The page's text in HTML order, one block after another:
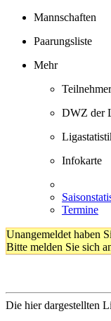
Mannschaften
Paarungsliste
Mehr
DWZ der
Infokarte
Termine
Unangemeldet haben
Bitte melden Sie sich
Die hier dargestellten